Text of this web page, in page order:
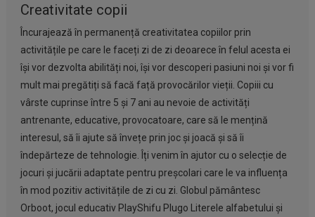
Creativitate copii
Încurajează în permanență creativitatea copiilor prin
activitățile pe care le faceți zi de zi deoarece în felul acesta ei
își vor dezvolta abilități noi, își vor descoperi pasiuni noi și vor fi
mult mai pregătiți să facă față provocărilor vieții. Copiii cu
vârste cuprinse între 5 și 7 ani au nevoie de activități
antrenante, educative, provocatoare, care să le mențină
interesul, să îi ajute să învețe prin joc și joacă și să îi
îndepărteze de tehnologie. Îți venim în ajutor cu o selecție de
jocuri și jucării adaptate pentru preșcolari care le va influența
în mod pozitiv activitățile de zi cu zi. Globul pământesc
Orboot, jocul educativ PlayShifu Plugo Literele alfabetului și